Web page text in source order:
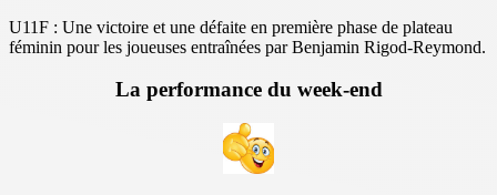
U11F : Une victoire et une défaite en première phase de plateau
féminin pour les joueuses entraînées par Benjamin Rigod-Reymond.
La performance du week-end